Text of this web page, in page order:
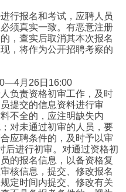
行报名和考试，应聘人员
须真实一致。有恶意注册
，查实后取消其本次报名
，将作为公开招聘考察的
月26日16:00
负责资格初审工作，及时
提交的信息资料进行审
不全的，应注明缺失内
对未通过初审的人员，要
应聘条件的，及时予以审
后进行初审。对通过资格初
的报名信息，以备资格复
核信息，提交、修改报名
定时间内提交、修改有关